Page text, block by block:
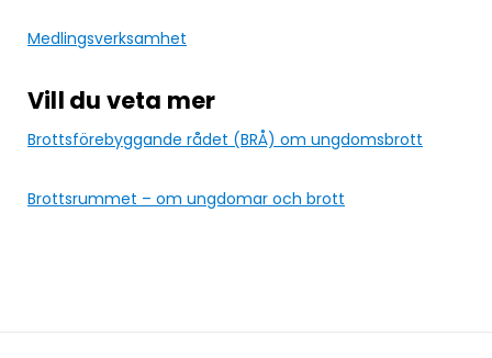
Medlingsverksamhet
Vill du veta mer
Brottsförebyggande rådet (BRÅ) om ungdomsbrott
Brottsrummet – om ungdomar och brott